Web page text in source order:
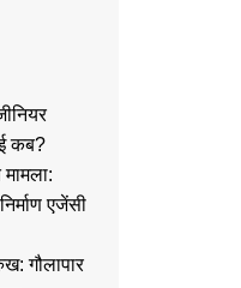
कब?
एजेंसी
गौलापार